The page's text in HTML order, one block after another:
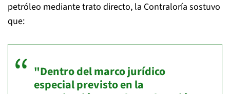
petróleo mediante trato directo, la Contraloría sostuvo
que:
"Dentro del marco jurídico
especial previsto en la